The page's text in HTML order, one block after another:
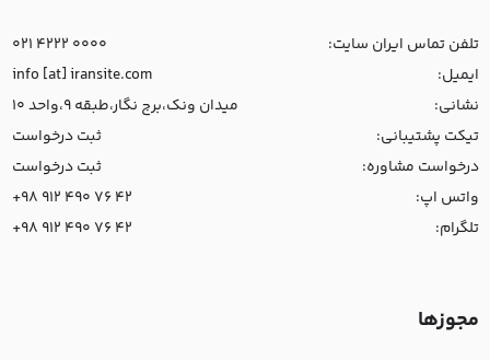
تلفن تماس ایران سایت:
021 4222 0000
ایمیل:
info [at] iransite.com
نشانی:
میدان ونک،برج نگار،طبقه 9،واحد 10
تیکت پشتیبانی:
ثبت درخواست
درخواست مشاوره:
ثبت درخواست
واتس اپ:
+98 912 490 76 42
تلگرام:
+98 912 490 76 42
مجوزها